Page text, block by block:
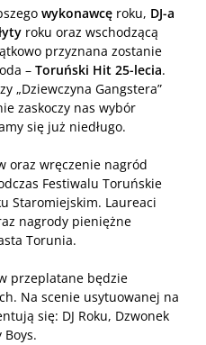
wykonawcę roku, DJ-a
roku oraz wschodzącą
przyznana zostanie
– Toruński Hit 25-lecia.
„Dziewczyna Gangstera”
zaskoczy nas wybór
się już niedługo.
oraz wręczenie nagród
Festiwalu Toruńskie
Staromiejskim. Laureaci
nagrody pieniężne
Torunia.
przeplatane będzie
Na scenie usytuowanej na
się: DJ Roku, Dzwonek